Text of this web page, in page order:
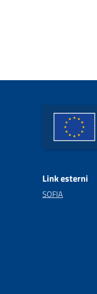
Link esterni
SOFIA